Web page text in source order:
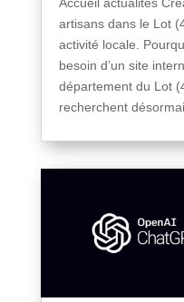
artisans dans le Lot
activité locale.
besoin d’un site
département du Lot
recherchent